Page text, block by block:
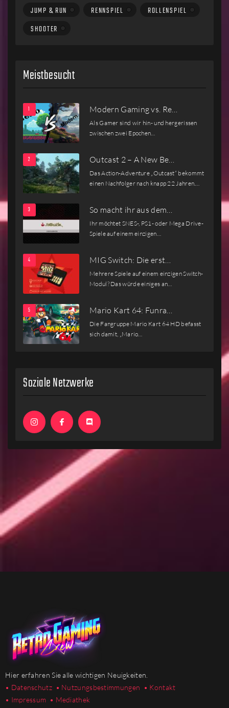
JUMP & RUN
RENNSPIEL
ROLLENSPIEL
SHOOTER
Meistbesucht
Modern Gaming vs. Re…
Als Gamer sind wir hin- und hergerissen
zwischen zwei Epochen…
Outcast 2 – A New Be…
Das Action-Adventure „Outcast“ bekommt
einen Nachfolger nach knapp 22 Jahren.…
So macht ihr aus dem…
Ihr möchtet SNES-, PS1- oder Mega Drive-
Spiele auf einem einzigen…
MIG Switch: Die erst…
Mehrere Spiele auf einem einzigen Switch-
Modul? Das würde einiges an…
Mario Kart 64: Funra…
Die Fangruppe Mario Kart 64 HD befasst
sich damit, „Mario…
Soziale Netzwerke
Hier erfahren Sie alle wichtigen Neuigkeiten.
• Datenschutz • Nutzungsbestimmungen • Kontakt
• Impressum • Mediathek